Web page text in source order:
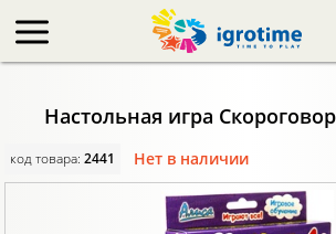
Настольная игра
код товара:2441 Нет в наличии